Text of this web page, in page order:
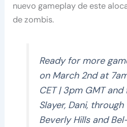
nuevo gameplay de este
de zombis.
Ready for more
on March 2nd at
CET | 3pm GMT
Slayer, Dani,
Beverly Hills and